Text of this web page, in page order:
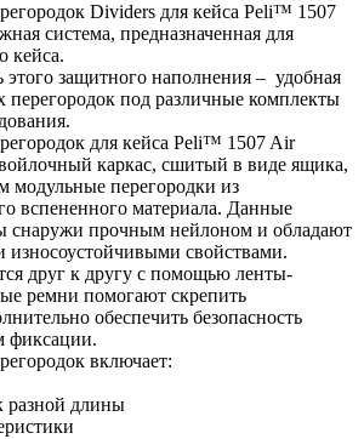
Dividers для кейса Peli™ 1507
система, предназначенная для
кейса.
этого защитного наполнения – удобная
перегородок под различные комплекты
для кейса Peli™ 1507 Air
войлочный каркас, сшитый в виде ящика,
модульные перегородки из
вспененного материала. Данные
снаружи прочным нейлоном и обладают
свойствами.
друг к другу с помощью ленты-
ремни помогают скрепить
обеспечить безопасность
фиксации.
включает:
разной длины